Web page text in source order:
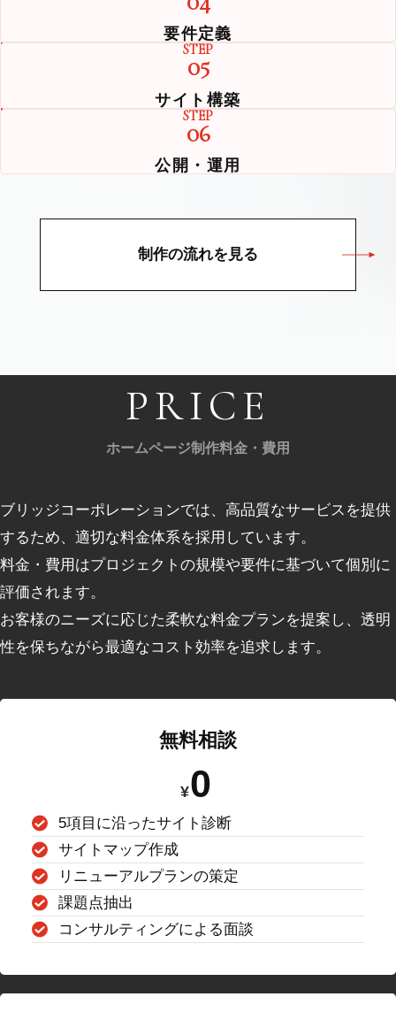
要件定義
STEP
05
サイト構築
STEP
06
公開・運用
制作の流れを見る
PRICE
ホームページ制作料金・費用
ブリッジコーポレーションでは、⾼品質なサービスを提供
するため、適切な料⾦体系を採⽤しています。
料⾦・費用はプロジェクトの規模や要件に基づいて個別に
評価されます。
お客様のニーズに応じた柔軟な料⾦プランを提案し、透明
性を保ちながら最適なコスト効率を追求します。
無料相談
¥0
5項目に沿ったサイト診断
サイトマップ作成
リニューアルプランの策定
課題点抽出
コンサルティングによる面談